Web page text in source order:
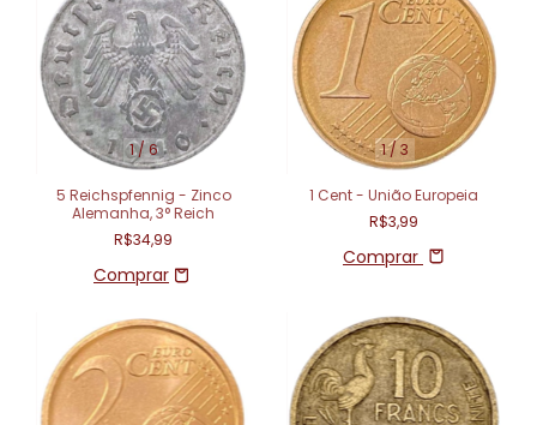
1/6
5 Reichspfennig - Zinco
Alemanha, 3° Reich
R$34,99
1/ 3
1 Cent - União Europeia
R$3,99
Comprar